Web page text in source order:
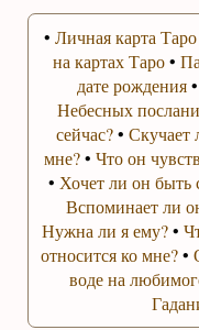
• Личная карта
на картах Таро•
дате рождения
Небесных
сейчас?•Скучает
мне?• Что он
• Хочет ли он быть
Вспоминает ли
Нужна ли я ему?•
относится ко мне?•
воде на